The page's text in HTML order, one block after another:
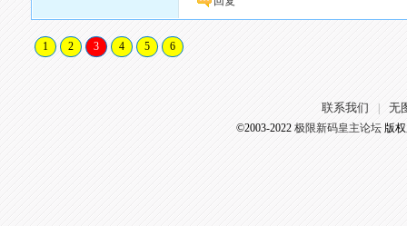
1 2 3 4 5 6
联系我们 无
©2003-2022 极限新码皇主论坛版权